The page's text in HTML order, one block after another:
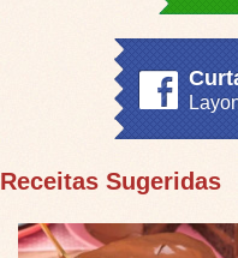
Receitas Sugeridas